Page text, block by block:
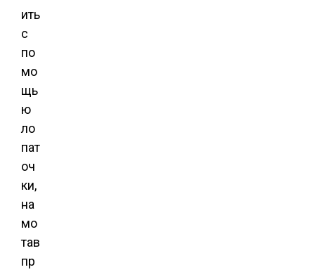
ить
с
по
мо
щь
ю
ло
пат
оч
ки,
на
мо
тав
пр